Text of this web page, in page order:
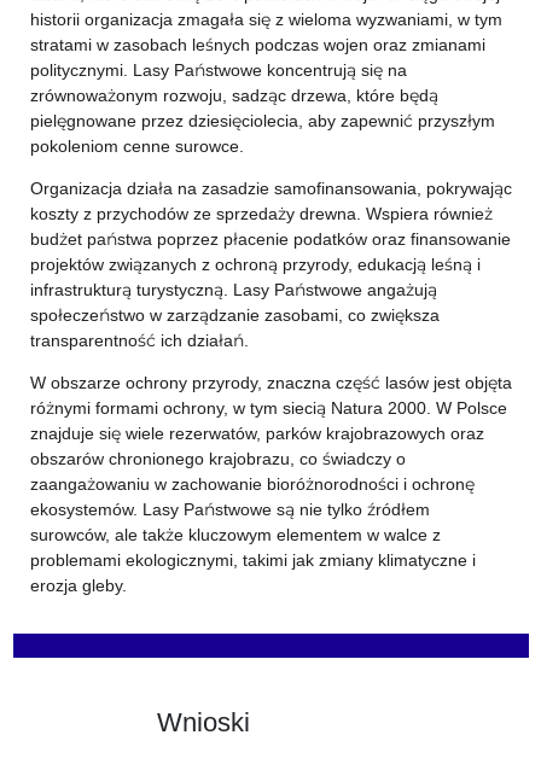
historii organizacja zmagała się z wieloma wyzwaniami, w tym
stratami w zasobach leśnych podczas wojen oraz zmianami
politycznymi. Lasy Państwowe koncentrują się na
zrównoważonym rozwoju, sadząc drzewa, które będą
pielęgnowane przez dziesięciolecia, aby zapewnić przyszłym
pokoleniom cenne surowce.
Organizacja działa na zasadzie samofinansowania, pokrywając
koszty z przychodów ze sprzedaży drewna. Wspiera również
budżet państwa poprzez płacenie podatków oraz finansowanie
projektów związanych z ochroną przyrody, edukacją leśną i
infrastrukturą turystyczną. Lasy Państwowe angażują
społeczeństwo w zarządzanie zasobami, co zwiększa
transparentność ich działań.
W obszarze ochrony przyrody, znaczna część lasów jest objęta
różnymi formami ochrony, w tym siecią Natura 2000. W Polsce
znajduje się wiele rezerwatów, parków krajobrazowych oraz
obszarów chronionego krajobrazu, co świadczy o
zaangażowaniu w zachowanie bioróżnorodności i ochronę
ekosystemów. Lasy Państwowe są nie tylko źródłem
surowców, ale także kluczowym elementem w walce z
problemami ekologicznymi, takimi jak zmiany klimatyczne i
erozja gleby.
Wnioski